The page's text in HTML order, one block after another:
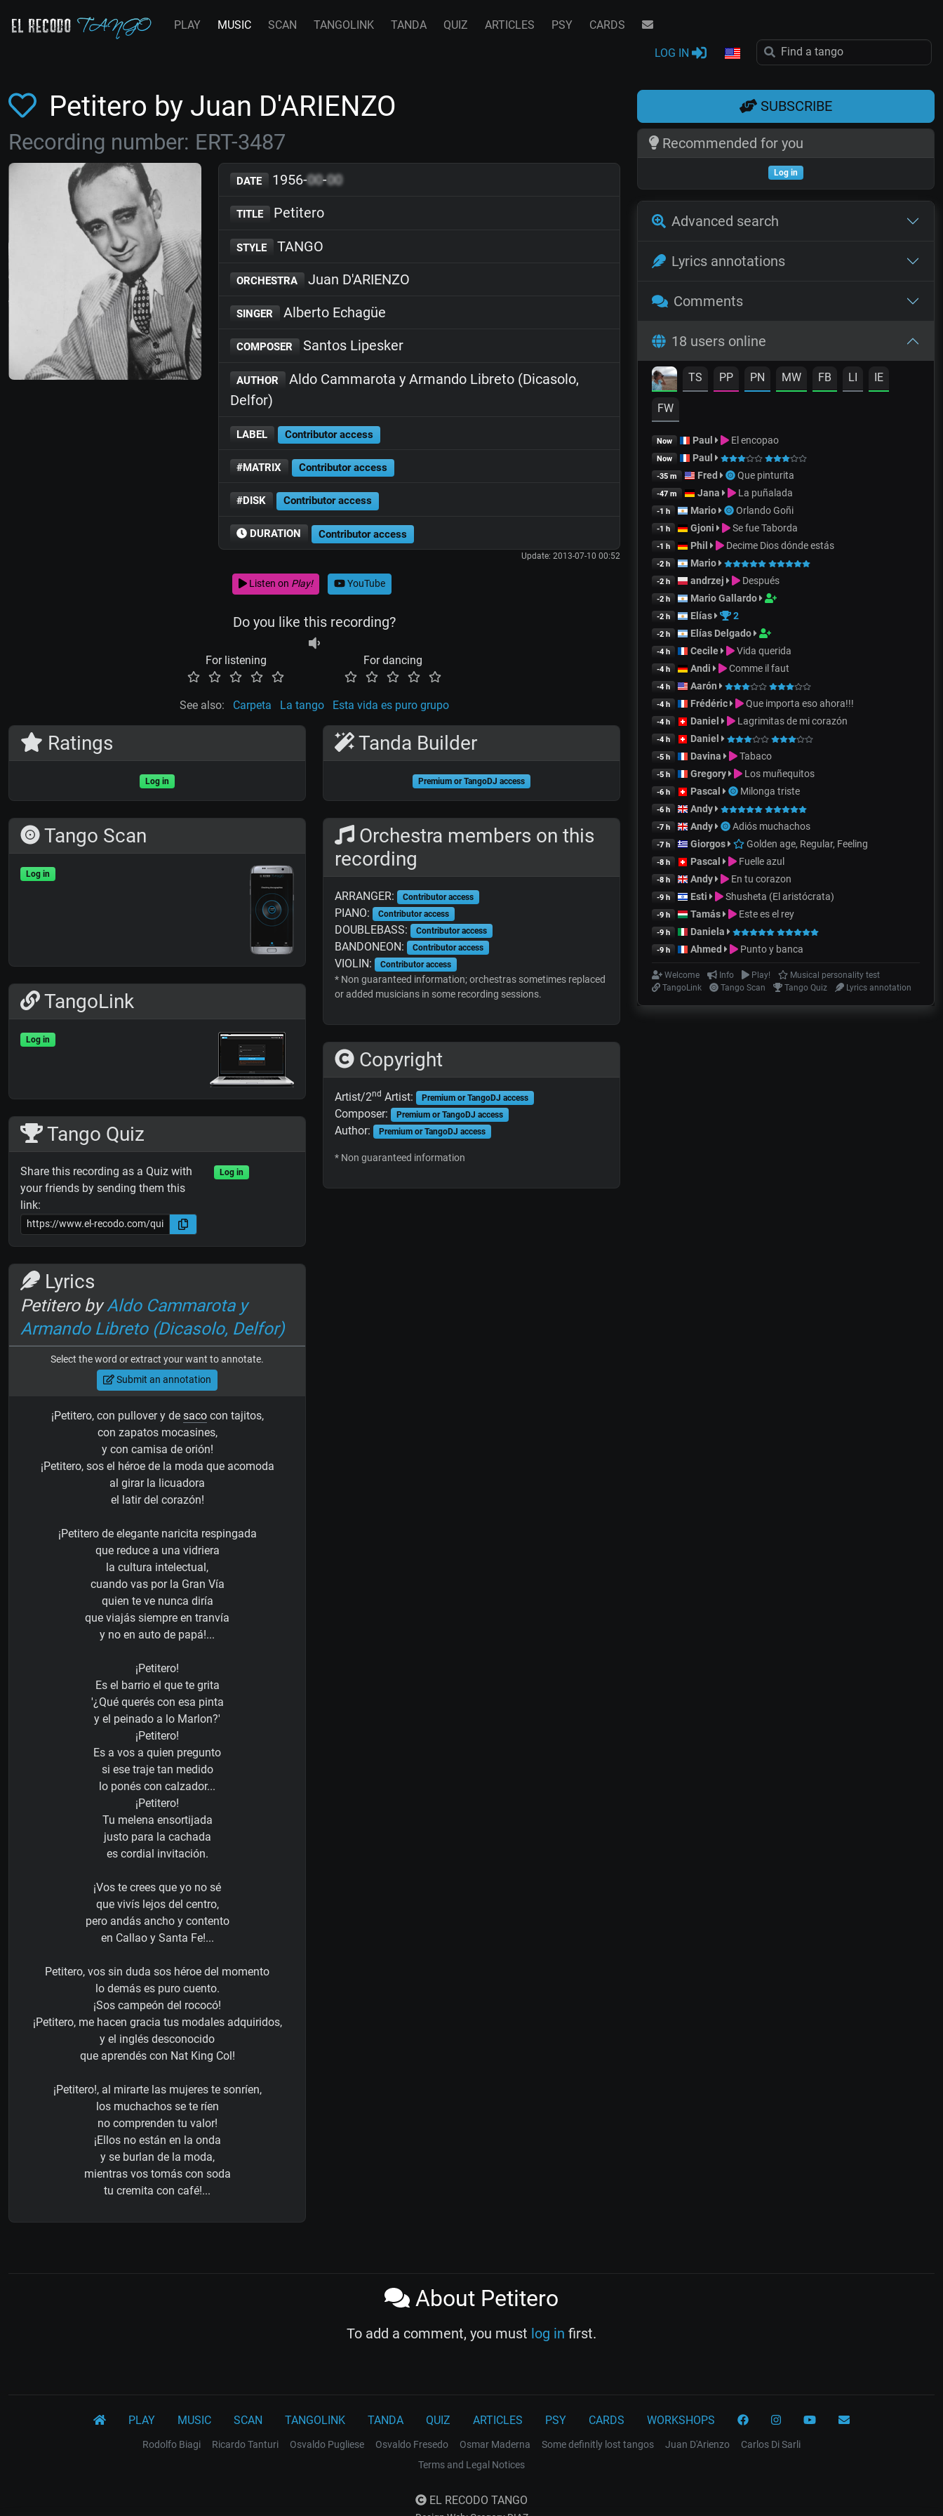
PLAY MUSIC SCAN TANGOLINK TANDA QUIZ ARTICLES PSY CARDS
LOG IN
Petitero by Juan D'ARIENZO
Recording number: ERT-3487
DATE 1956-00-00
TITLE Petitero
STYLE TANGO
ORCHESTRA Juan D'ARIENZO
SINGER Alberto Echagüe
COMPOSER Santos Lipesker
AUTHOR
Aldo Cammarota y Armando Libreto (Dicasolo,
Delfor)
LABEL Contributor access
#MATRIX Contributor access
#DISK Contributor access
DURATION Contributor access
Update: 2013-07-10 00:52
Listen on Play! YouTube
Do you like this recording?
For listening For dancing
See also: Carpeta La tango Esta vida es puro grupo
Ratings
Log in
Tango Scan
Log in
TangoLink
Log in
Tango Quiz
Share this recording as a Quiz with
your friends by sending them this
link:
Log in
Lyrics
Petitero byAldo Cammarota y
Armando Libreto (Dicasolo, Delfor)
Select the word or extract your want to annotate.
Submit an annotation
¡Petitero, con pullover y de sacocon tajitos,
con zapatos mocasines,
y con camisa de orión!
¡Petitero, sos el héroe de la moda que acomoda
al girar la licuadora
el latir del corazón!
¡Petitero de elegante naricita respingada
que reduce a una vidriera
la cultura intelectual,
cuando vas por la Gran Vía
quien te ve nunca diría
que viajás siempre en tranvía
y no en auto de papá!...
¡Petitero!
Es el barrio el que te grita
'¿Qué querés con esa pinta
y el peinado a lo Marlon?'
¡Petitero!
Es a vos a quien pregunto
si ese traje tan medido
lo ponés con calzador...
¡Petitero!
Tu melena ensortijada
justo para la cachada
es cordial invitación.
¡Vos te crees que yo no sé
que vivís lejos del centro,
pero andás ancho y contento
en Callao y Santa Fe!...
Petitero, vos sin duda sos héroe del momento
lo demás es puro cuento.
¡Sos campeón del rococó!
¡Petitero, me hacen gracia tus modales adquiridos,
y el inglés desconocido
que aprendés con Nat King Col!
¡Petitero!, al mirarte las mujeres te sonríen,
los muchachos se te ríen
no comprenden tu valor!
¡Ellos no están en la onda
y se burlan de la moda,
mientras vos tomás con soda
tu cremita con café!...
Tanda Builder
Premium or TangoDJ access
Orchestra members on this
recording
ARRANGER: Contributor access
PIANO: Contributor access
DOUBLEBASS: Contributor access
BANDONEON: Contributor access
VIOLIN: Contributor access
* Non guaranteed information; orchestras sometimes replaced
or added musicians in some recording sessions.
Copyright
Artist/2nd Artist: Premium or TangoDJ access
Composer: Premium or TangoDJ access
Author: Premium or TangoDJ access
* Non guaranteed information
SUBSCRIBE
Recommended for you
Log in
Advanced search
Lyrics annotations
Comments
18 users online
TS PP PN MW FB LI IE
FW
Now Paul El encopao
Now Paul
-35 m Fred Que pinturita
-47 m Jana La puñalada
-1 h Mario Orlando Goñi
-1 h Gjoni Se fue Taborda
-1 h Phil Decime Dios dónde estás
-2 h Mario
-2 h andrzej Después
-2 h Mario Gallardo
-2 h Elías 2
-2 h Elías Delgado
-4 h Cecile Vida querida
-4 h Andi Comme il faut
-4 h Aarón
-4 h Frédéric Que importa eso ahora!!!
-4 h Daniel Lagrimitas de mi corazón
-4 h Daniel
-5 h Davina Tabaco
-5 h Gregory Los muñequitos
-6 h Pascal Milonga triste
-6 h Andy
-7 h Andy Adiós muchachos
-7 h Giorgos Golden age, Regular, Feeling
-8 h Pascal Fuelle azul
-8 h Andy En tu corazon
-9 h Esti Shusheta (El aristócrata)
-9 h Tamás Este es el rey
-9 h Daniela
-9 h Ahmed Punto y banca
Welcome Info Play!
Musical personality test
TangoLink
Tango Scan Tango Quiz Lyrics annotation
About Petitero
To add a comment, you must log in first.
PLAY MUSIC SCAN TANGOLINK TANDA QUIZ ARTICLES PSY CARDS WORKSHOPS
Rodolfo Biagi Ricardo Tanturi Osvaldo Pugliese Osvaldo Fresedo Osmar Maderna Some definitly lost tangos Juan D'Arienzo
Carlos Di Sarli
Terms and Legal Notices
EL RECODO TANGO